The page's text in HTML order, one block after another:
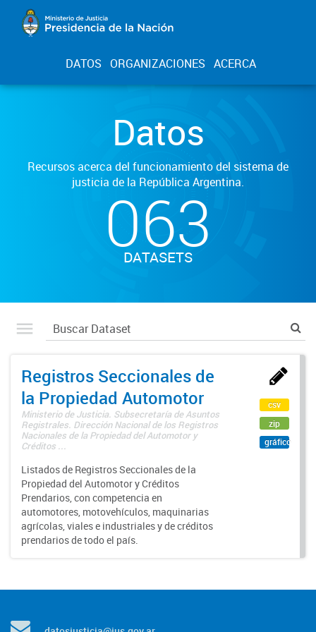
DATOS ORGANIZACIONES ACERCA
Datos
Recursos acerca del funcionamiento del sistema de
justicia de la República Argentina.
063
DATASETS
Registros Seccionales de
la Propiedad Automotor
Ministerio de Justicia. Subsecretaría de Asuntos
Registrales. Dirección Nacional de los Registros
Nacionales de la Propiedad del Automotor y
Créditos ...
Listados de Registros Seccionales de la
Propiedad del Automotor y Créditos
Prendarios, con competencia en
automotores, motovehículos, maquinarias
agrícolas, viales e industriales y de créditos
prendarios de todo el país.
csv
zip
gráfico